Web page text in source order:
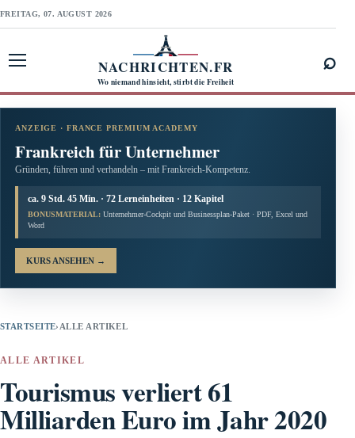
FREITAG, 07. AUGUST 2026
NACHRICHTEN.FR
Wo niemand hinsieht, stirbt die Freiheit
⌕
ANZEIGE · FRANCE PREMIUM ACADEMY
Frankreich für Unternehmer
Gründen, führen und verhandeln – mit Frankreich-Kompetenz.
ca. 9 Std. 45 Min. · 72 Lerneinheiten · 12 Kapitel
BONUSMATERIAL: Unternehmer-Cockpit und Businessplan-Paket · PDF, Excel und
Word
KURS ANSEHEN →
STARTSEITE› ALLE ARTIKEL
ALLE ARTIKEL
Tourismus verliert 61
Milliarden Euro im Jahr 2020